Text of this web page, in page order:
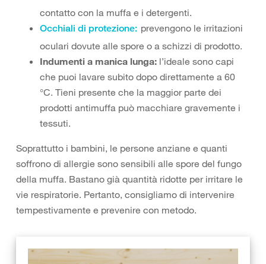
contatto con la muffa e i detergenti.
Occhiali di protezione: prevengono le irritazioni
oculari dovute alle spore o a schizzi di prodotto.
Indumenti a manica lunga: l’ideale sono capi
che puoi lavare subito dopo direttamente a 60
°C. Tieni presente che la maggior parte dei
prodotti antimuffa può macchiare gravemente i
tessuti.
Soprattutto i bambini, le persone anziane e quanti
soffrono di allergie sono sensibili alle spore del fungo
della muffa. Bastano già quantità ridotte per irritare le
vie respiratorie. Pertanto, consigliamo di intervenire
tempestivamente e prevenire con metodo.